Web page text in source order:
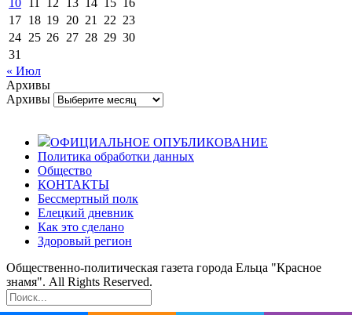
17 18 19 20 21 22 23
24 25 26 27 28 29 30
31
« Июл
Архивы
Архивы
ОФИЦИАЛЬНОЕ ОПУБЛИКОВАНИЕ
Политика обработки данных
Общество
КОНТАКТЫ
Бессмертный полк
Елецкий дневник
Как это сделано
Здоровый регион
Общественно-политическая газета города Ельца "Красное
знамя". All Rights Reserved.